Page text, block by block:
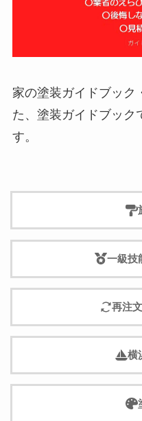
家の塗装ガイドブック
た、塗装ガイドブック
す。
一級技
再注
横